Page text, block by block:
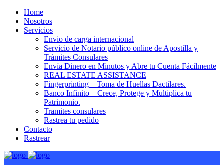
Home
Nosotros
Servicios
Envio de carga internacional
Servicio de Notario público online de Apostilla y
Trámites Consulares
Envía Dinero en Minutos y Abre tu Cuenta Fácilmente
REAL ESTATE ASSISTANCE
Fingerprinting – Toma de Huellas Dactilares.
Banco Infinito – Crece, Protege y Multiplica tu
Patrimonio.
Tramites consulares
Rastrea tu pedido
Contacto
Rastrear